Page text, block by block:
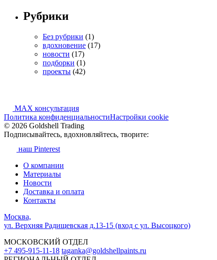
Рубрики
Без рубрики (1)
вдохновение (17)
новости (17)
подборки (1)
проекты (42)
MAX консультация
Политика конфиденциальностиНастройки cookie
© 2026 Goldshell Trading
Подписывайтесь, вдохновляйтесь, творите:
наш Pinterest
О компании
Материалы
Новости
Доставка и оплата
Контакты
Москва,
ул. Верхняя Радищевская д.13-15 (вход с ул. Высоцкого)
МОСКОВСКИЙ ОТДЕЛ
+7 495-915-11-18 taganka@goldshellpaints.ru